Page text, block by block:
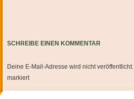
SCHREIBE EINEN KOMMENTAR
Deine E-Mail-Adresse wird nicht veröffentlicht.
markiert